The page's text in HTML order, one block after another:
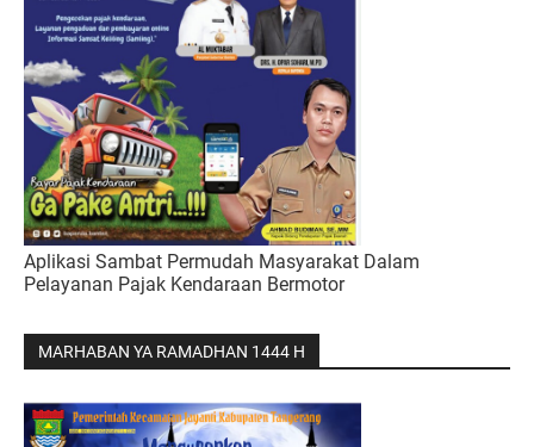
Aplikasi Sambat Permudah Masyarakat Dalam
Pelayanan Pajak Kendaraan Bermotor
MARHABAN YA RAMADHAN 1444 H